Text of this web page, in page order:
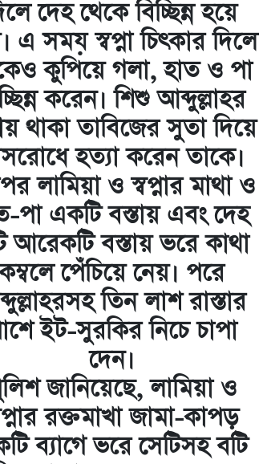
দেহ থেকে বিচ্ছিন্ন হয়ে
এ সময় স্বপ্না চিৎকার দিলে
কুপিয়ে গলা, হাত ও পা
করেন। শিশু আব্দুল্লাহর
থাকা তাবিজের সুতা দিয়ে
হত্যা করেন তাকে।
লামিয়া ও স্বপ্নার মাথা ও
পা একটি বস্তায় এবং দেহ
আরেকটি বস্তায় ভরে কাথা
পেঁচিয়ে নেয়। পরে
তিন লাশ রাস্তার
ইট-সুরকির নিচে চাপা
দেন।
জানিয়েছে, লামিয়া ও
রক্তমাখা জামা-কাপড়
ব্যাগে ভরে সেটিসহ বটি